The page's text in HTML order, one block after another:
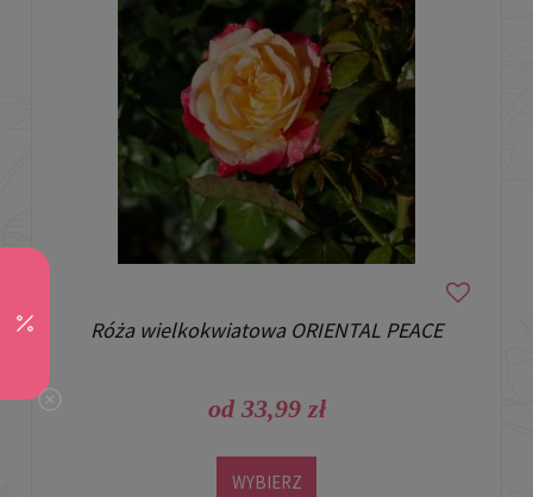
Róża wielkokwiatowa ORIENTAL PEACE
od 33,99 zł
WYBIERZ